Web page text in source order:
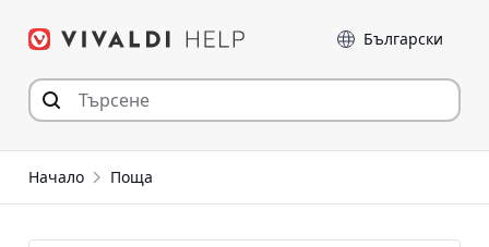
към съдържанието
Език
Начало Поща